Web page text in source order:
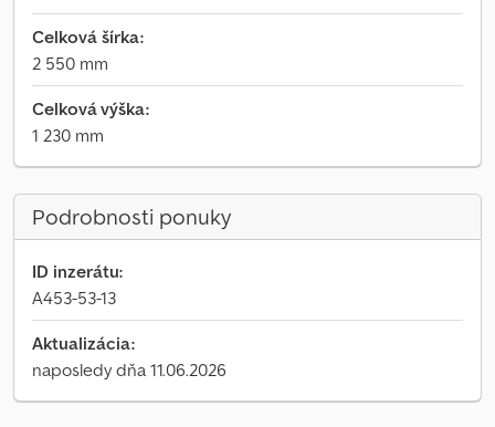
Celková šírka:
2 550 mm
Celková výška:
1 230 mm
Podrobnosti ponuky
ID inzerátu:
A453-53-13
Aktualizácia:
naposledy dňa 11.06.2026